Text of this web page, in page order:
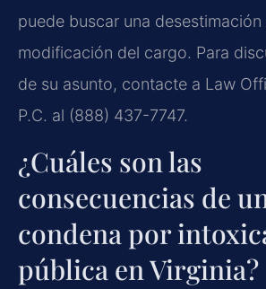
puede buscar una desestimación
modificación del cargo. Para
de su asunto, contacte a Law
P.C. al (888) 437-7747.
¿Cuáles son las
consecuencias de
condena por
pública en Virginia?